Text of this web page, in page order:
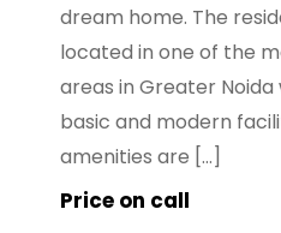
dream home. The
located in one of the
areas in Greater
basic and modern
amenities are […]
Price on call